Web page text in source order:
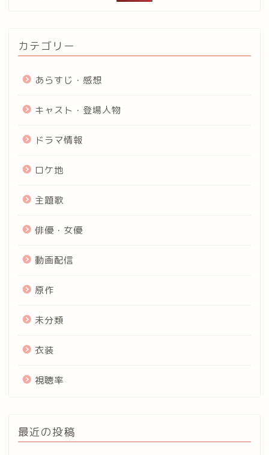
カテゴリー
あらすじ・感想
キャスト・登場人物
ドラマ情報
ロケ地
主題歌
俳優・女優
動画配信
原作
未分類
衣装
視聴率
最近の投稿